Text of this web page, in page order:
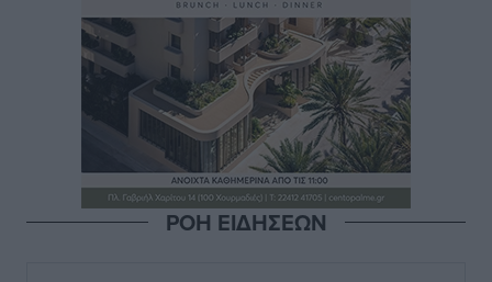
ΡΟΗ ΕΙΔΗΣΕΩΝ